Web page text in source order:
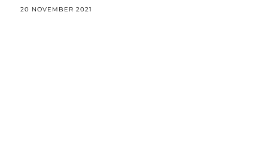
20 NOVEMBER 2021